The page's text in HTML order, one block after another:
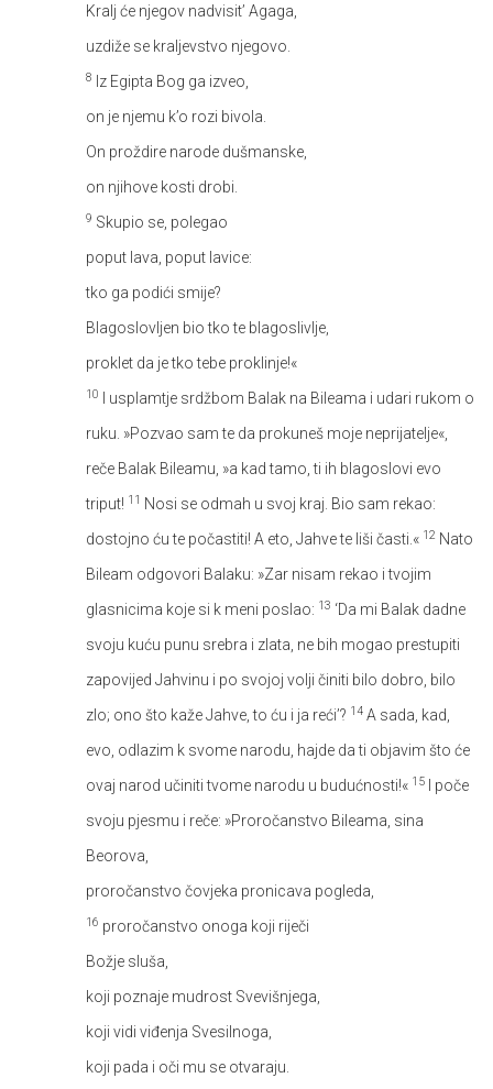
Kralj će njegov nadvisit’ Agaga,
uzdiže se kraljevstvo njegovo.
8
Iz Egipta Bog ga izveo,
on je njemu k’o rozi bivola.
On proždire narode dušmanske,
on njihove kosti drobi.
9 Skupio se, polegao
poput lava, poput lavice:
tko ga podići smije?
Blagoslovljen bio tko te blagoslivlje,
proklet da je tko tebe proklinje!«
10
I usplamtje srdžbom Balak na Bileama i udari rukom o
ruku. »Pozvao sam te da prokuneš moje neprijatelje«,
reče Balak Bileamu, »a kad tamo, ti ih blagoslovi evo
triput! 11 Nosi se odmah u svoj kraj. Bio sam rekao:
dostojno ću te počastiti! A eto, Jahve te liši časti.« 12 Nato
Bileam odgovori Balaku: »Zar nisam rekao i tvojim
glasnicima koje si k meni poslao: 13 ‘Da mi Balak dadne
svoju kuću punu srebra i zlata, ne bih mogao prestupiti
zapovijed Jahvinu i po svojoj volji činiti bilo dobro, bilo
zlo; ono što kaže Jahve, to ću i ja reći’? 14 A sada, kad,
evo, odlazim k svome narodu, hajde da ti objavim što će
ovaj narod učiniti tvome narodu u budućnosti!« 15
I poče
svoju pjesmu i reče: »Proročanstvo Bileama, sina
Beorova,
proročanstvo čovjeka pronicava pogleda,
16 proročanstvo onoga koji riječi
Božje sluša,
koji poznaje mudrost Svevišnjega,
koji vidi viđenja Svesilnoga,
koji pada i oči mu se otvaraju.